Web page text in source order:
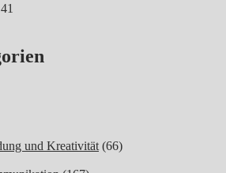
und Kreativität(66)